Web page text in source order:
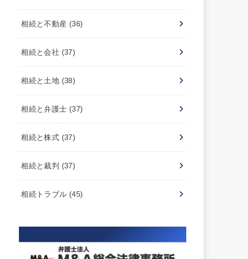
相続と不動産 (36)
相続と会社 (37)
相続と土地 (38)
相続と弁護士 (37)
相続と株式 (37)
相続と裁判 (37)
相続トラブル (45)